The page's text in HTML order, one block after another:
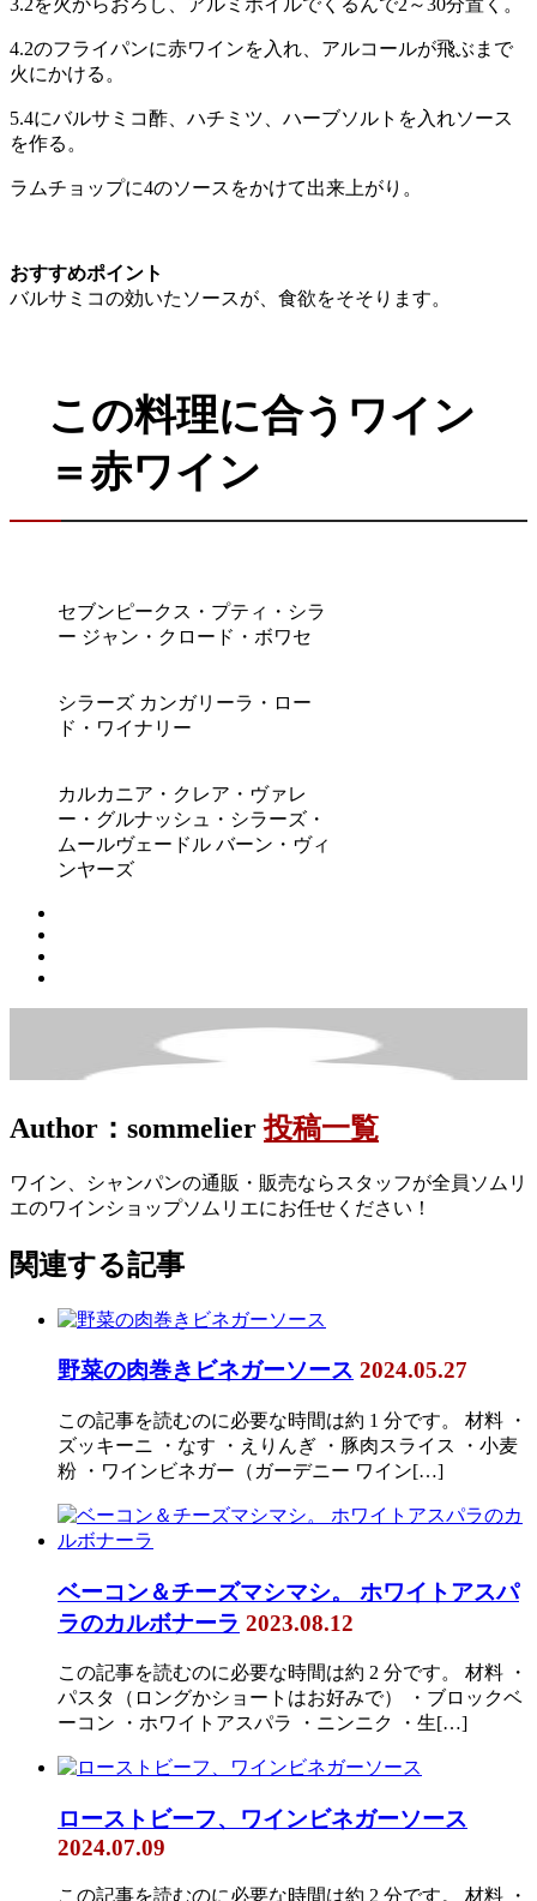
3.2を火からおろし、アルミホイルでくるんで2～30分置く。
4.2のフライパンに赤ワインを入れ、アルコールが飛ぶまで
火にかける。
5.4にバルサミコ酢、ハチミツ、ハーブソルトを入れソース
を作る。
ラムチョップに4のソースをかけて出来上がり。
おすすめポイント
バルサミコの効いたソースが、食欲をそそります。
この料理に合うワイン
＝赤ワイン
セブンピークス・プティ・シラ
ー ジャン・クロード・ボワセ
シラーズ カンガリーラ・ロー
ド・ワイナリー
カルカニア・クレア・ヴァレ
ー・グルナッシュ・シラーズ・
ムールヴェードル バーン・ヴィ
ンヤーズ
Author：sommelier投稿一覧
ワイン、シャンパンの通販・販売ならスタッフが全員ソムリ
エのワインショップソムリエにお任せください！
関連する記事
野菜の肉巻きビネガーソース 2024.05.27
この記事を読むのに必要な時間は約 1 分です。 材料 ・
ズッキーニ ・なす ・えりんぎ ・豚肉スライス ・小麦
粉 ・ワインビネガー（ガーデニー ワイン[…]
ベーコン＆チーズマシマシ。 ホワイトアスパ
ラのカルボナーラ 2023.08.12
この記事を読むのに必要な時間は約 2 分です。 材料 ・
パスタ（ロングかショートはお好みで） ・ブロックベ
ーコン ・ホワイトアスパラ ・ニンニク ・生[…]
ローストビーフ、ワインビネガーソース
2024.07.09
この記事を読むのに必要な時間は約 2 分です。 材料 ・